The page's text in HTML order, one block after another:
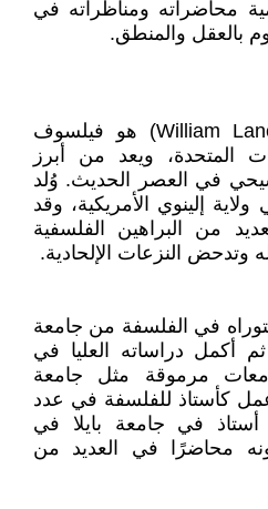
محاضراته ومناظراته في
بالعقل والمنطق.
وليام لين كريج (William Lane Craig) هو فيلسوف
المتحدة، ويعد من أبرز
في العصر الحديث. وُلد
أغسطس 1949 في ولاية إلينوي الأمريكية، وقد
من البراهين الفلسفية
وتدحض النزعات الإلحادية.
في الفلسفة من جامعة
في عام 1977، ثم أكمل دراساته العليا في
مرموقة مثل جامعة
كأستاذ للفلسفة في عدد
في جامعة بايلا في
محاضرًا في العديد من